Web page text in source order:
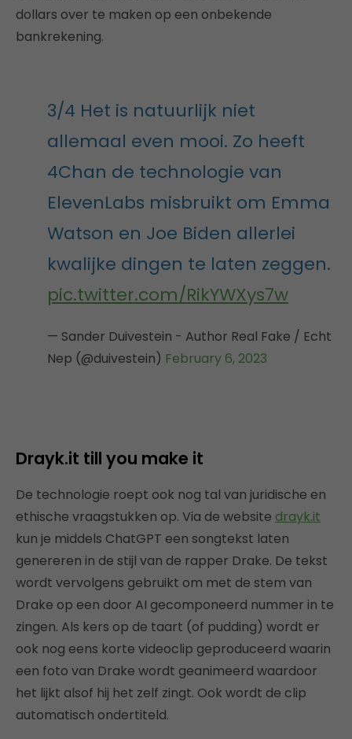
dollars over te maken op een onbekende
bankrekening.
3/4 Het is natuurlijk niet
allemaal even mooi. Zo heeft
4Chan de technologie van
ElevenLabs misbruikt om Emma
Watson en Joe Biden allerlei
kwalijke dingen te laten zeggen.
pic.twitter.com/RikYWXys7w
— Sander Duivestein - Author Real Fake / Echt
Nep (@duivestein) February 6, 2023
Drayk.it till you make it
De technologie roept ook nog tal van juridische en
ethische vraagstukken op. Via de website drayk.it
kun je middels ChatGPT een songtekst laten
genereren in de stijl van de rapper Drake. De tekst
wordt vervolgens gebruikt om met de stem van
Drake op een door AI gecomponeerd nummer in te
zingen. Als kers op de taart (of pudding) wordt er
ook nog eens korte videoclip geproduceerd waarin
een foto van Drake wordt geanimeerd waardoor
het lijkt alsof hij het zelf zingt. Ook wordt de clip
automatisch ondertiteld.